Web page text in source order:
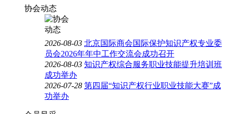
协会动态
2026-08-03 北京国际商会国际保护知识产权专业委
员会2026年年中工作交流会成功召开
2026-08-03 知识产权综合服务职业技能提升培训班
成功举办
2026-07-28 第四届“知识产权行业职业技能大赛”成
功举办